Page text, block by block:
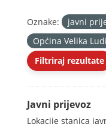
Oznake: javni
Općina Velika
Filtriraj rezultate
Javni prijevoz
Lokacije stanica